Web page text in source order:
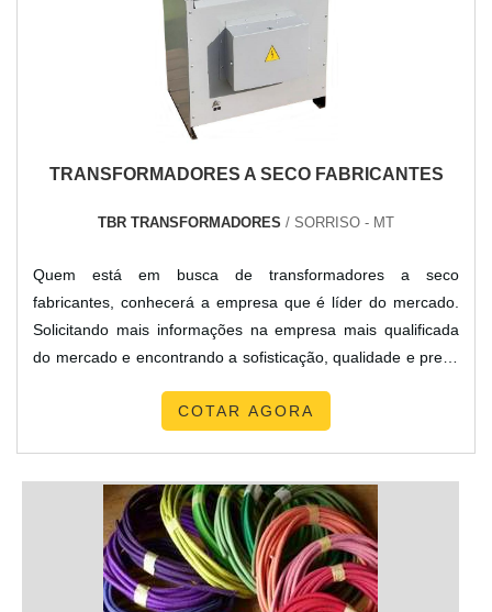
TRANSFORMADORES A SECO FABRICANTES
TBR TRANSFORMADORES / SORRISO - MT
Quem está em busca de transformadores a seco
fabricantes, conhecerá a empresa que é líder do mercado.
Solicitando mais informações na empresa mais qualificada
do mercado e encontrando a sofisticação, qualidade e preço
TRANSFORMADORES A SECO FABRICANTESQuem
Transformadores. Com grande expressão de mercado qu...
COTAR AGORA